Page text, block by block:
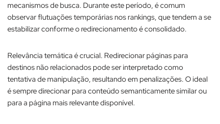
mecanismos de busca. Durante este período, é comum
observar flutuações temporárias nos rankings, que tendem a se
estabilizar conforme o redirecionamento é consolidado.​
Relevância temática é crucial. Redirecionar páginas para
destinos não relacionados pode ser interpretado como
tentativa de manipulação, resultando em penalizações. O ideal
é sempre direcionar para conteúdo semanticamente similar ou
para a página mais relevante disponível.​